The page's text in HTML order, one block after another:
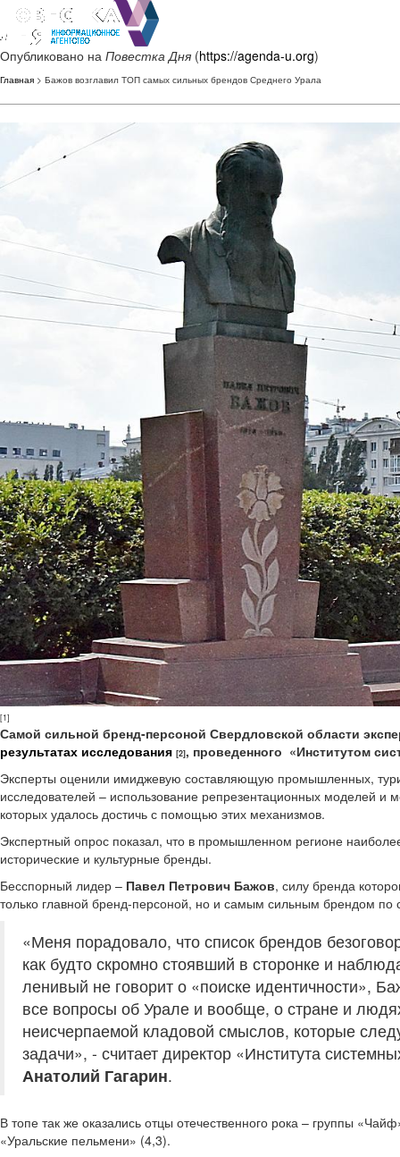
Опубликовано на Повестка Дня (https://agenda-u.org)
Главная > Бажов возглавил ТОП самых сильных брендов Среднего Урала
[1]
Самой сильной бренд-персоной Свердловской области
результатах исследования [2], проведенного «Институтом
Эксперты оценили имиджевую составляющую промышленных,
исследователей – использование репрезентационных моделей
которых удалось достичь с помощью этих механизмов.
Экспертный опрос показал, что в промышленном регионе
исторические и культурные бренды.
Бесспорный лидер – Павел Петрович Бажов, силу бренда
только главной бренд-персоной, но и самым сильным брендом по
«Меня порадовало, что список брендов
как будто скромно стоявший в сторонке и
ленивый не говорит о «поиске идентичности»,
все вопросы об Урале и вообще, о стране и
неисчерпаемой кладовой смыслов, которые
задачи», - считает директор «Института
Анатолий Гагарин.
В топе так же оказались отцы отечественного рока – группы
«Уральские пельмени» (4,3).